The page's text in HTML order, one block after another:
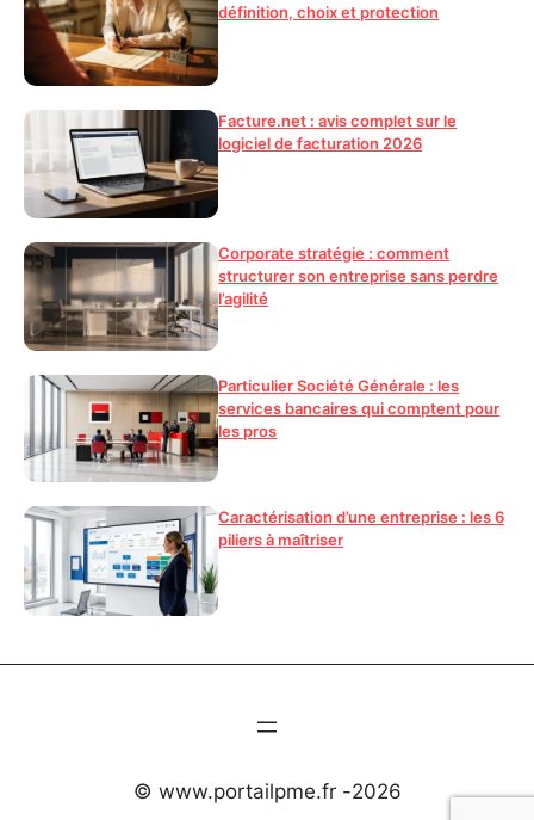
définition, choix et protection
Facture.net : avis complet sur le
logiciel de facturation 2026
Corporate stratégie : comment
structurer son entreprise sans perdre
l’agilité
Particulier Société Générale : les
services bancaires qui comptent pour
les pros
Caractérisation d’une entreprise : les 6
piliers à maîtriser
© www.portailpme.fr -2026